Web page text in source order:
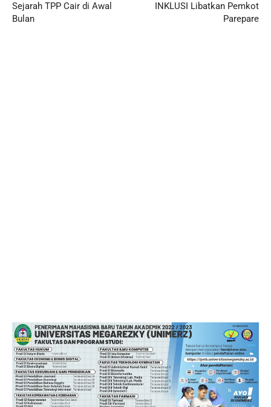
Sejarah TPP Cair di Awal
Bulan
INKLUSI Libatkan Pemkot
Parepare